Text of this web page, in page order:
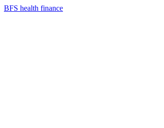
Zum
BFS health finance